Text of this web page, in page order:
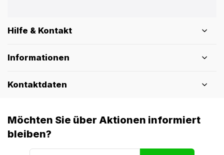
Hilfe & Kontakt
Informationen
Kontaktdaten
Möchten Sie über Aktionen informiert
bleiben?